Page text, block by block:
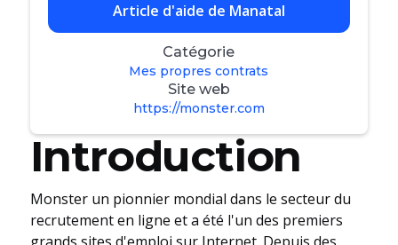
Article d'aide de Manatal
Catégorie
Mes propres contrats
Site web
https://monster.com
Introduction
Monster un pionnier mondial dans le secteur du
recrutement en ligne et a été l'un des premiers